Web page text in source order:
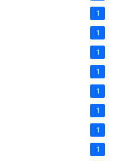
1
1
1
1
1
1
1
1